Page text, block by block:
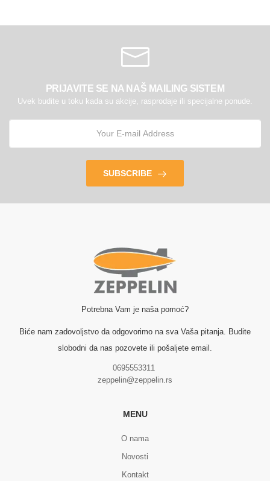
PRIJAVITE SE NA NAŠ MAILING SISTEM
Uvek budite u toku kada su akcije, rasprodaje ili specijalne ponude.
SUBSCRIBE
Potrebna Vam je naša pomoć?
Biće nam zadovoljstvo da odgovorimo na sva Vaša pitanja. Budite
slobodni da nas pozovete ili pošaljete email.
0695553311
zeppelin@zeppelin.rs
MENU
O nama
Novosti
Kontakt